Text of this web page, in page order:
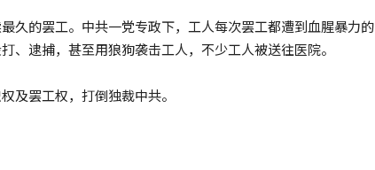
久的罢工。中共一党专政下，工人每次罢工都遭到血腥暴力的
、逮捕，甚至用狼狗袭击工人，不少工人被送往医院。
及罢工权，打倒独裁中共。